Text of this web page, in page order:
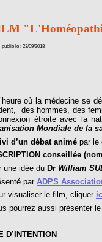
publié le : 23/09/2018
où la médecine se
des hommes, des
étroite avec la
Mondiale de la
d’un débat animé par le
conseillée
idée du Dr William
par ADPS
visualiser le film, cliquer
pourrez aussi présenter le
D’INTENTION